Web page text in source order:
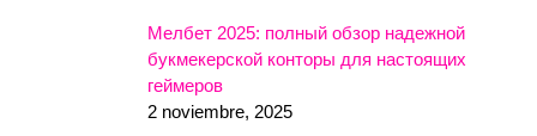
Мелбет 2025: полный обзор надежной
букмекерской конторы для настоящих
геймеров
2 noviembre, 2025